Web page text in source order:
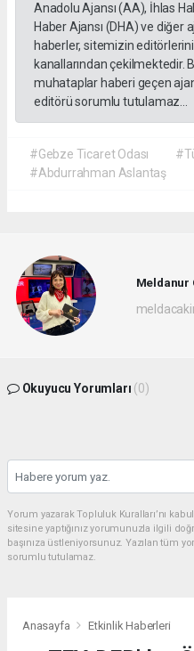
Anadolu Ajansı (AA), İhlas
Haber Ajansı (DHA) ve
haberler, sitemizin
kanallarından çekilmektedir.
muhataplar haberi geçen
editörü sorumlu tutulamaz...
#Gebze Ticaret Odası
#Abdurrahman Aslantaş
Meldanur
Okuyucu Yorumları (0)
Yorum yazarak Topluluk Kuralları’nı
sitesine yaptığınız yorumunuzla ilgili
başınıza üstleniyorsunuz. Yazılan tüm
sorumlu tutulamaz.
Anasayfa Etkinlik Haberleri